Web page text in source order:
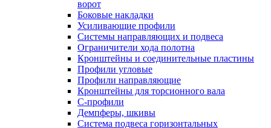
ворот
Боковые накладки
Усиливающие профили
Системы направляющих и подвеса
Ограничители хода полотна
Кронштейны и соединительные пластины
Профили угловые
Профили направляющие
Кронштейны для торсионного вала
С-профили
Демпферы, шкивы
Система подвеса горизонтальных